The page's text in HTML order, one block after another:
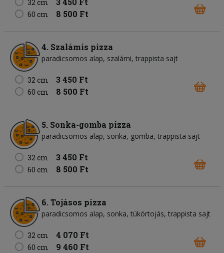
32 cm
60 cm 8 500 Ft
4. Szalámis pizza
paradicsomos alap szalámi trappista sajt
32 cm 3 450 Ft
60 cm 8 500 Ft
5. Sonka-gomba pizza
paradicsomos alap sonka gomba trappista sajt
32 cm 3 450 Ft
60 cm 8 500 Ft
6. Tojásos pizza
paradicsomos alap sonka tükörtojás trappista sajt
32 cm 4 070 Ft
60 cm 9 460 Ft